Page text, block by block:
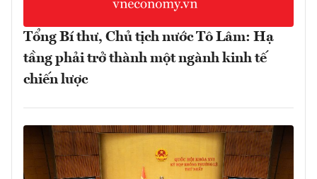
Tổng Bí thư, Chủ tịch nước Tô Lâm: Hạ
tầng phải trở thành một ngành kinh tế
chiến lược